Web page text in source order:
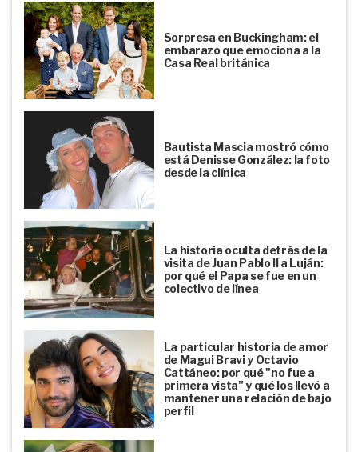
Sorpresa en Buckingham: el
embarazo que emociona a la
Casa Real británica
Bautista Mascia mostró cómo
está Denisse González: la foto
desde la clínica
La historia oculta detrás de la
visita de Juan Pablo II a Luján:
por qué el Papa se fue en un
colectivo de línea
La particular historia de amor
de Magui Bravi y Octavio
Cattáneo: por qué "no fue a
primera vista" y qué los llevó a
mantener una relación de bajo
perfil